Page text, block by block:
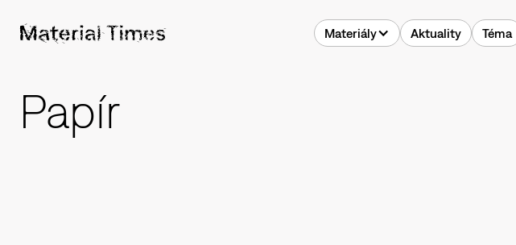
Materiály Aktuality Téma
Papír